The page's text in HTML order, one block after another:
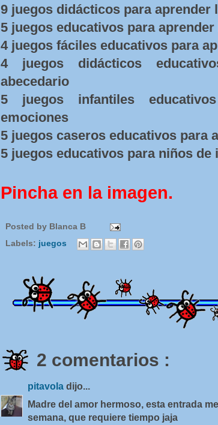
9 juegos didácticos para aprender
5 juegos educativos para
4 juegos fáciles educativos para
4 juegos didácticos
abecedario
5 juegos infantiles
emociones
5 juegos caseros educativos para
5 juegos educativos para niños de
Pincha en la imagen.
Posted by Blanca B
Labels: juegos
2 comentarios :
pitavola dijo...
Madre del amor hermoso, esta entrada
semana, que requiere tiempo jaja